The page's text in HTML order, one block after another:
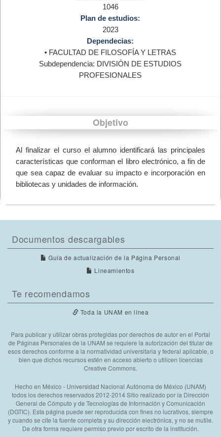
1046
Plan de estudios:
2023
Dependecias:
• FACULTAD DE FILOSOFÍA Y LETRAS
Subdependencia: DIVISIÓN DE ESTUDIOS
PROFESIONALES
Objetivo
Al finalizar el curso el alumno identificará las principales
características que conforman el libro electrónico, a fin de
que sea capaz de evaluar su impacto e incorporación en
bibliotecas y unidades de información.
Documentos descargables
Guía de actualización de la Página Personal
Lineamientos
Te recomendamos
Toda la UNAM en línea
Para publicar y utilizar obras protegidas por derechos de autor en el Portal
de Páginas Personales de la UNAM se requiere la autorización del titular de
esos derechos conforme a la normatividad universitaria y federal aplicable, o
bien que dichos recursos estén en acceso abierto o utilicen licencias
Creative Commons.
Hecho en México - Universidad Nacional Autónoma de México (UNAM)
todos los derechos reservados 2012-2014 Sitio realizado por la Dirección
General de Cómputo y de Tecnologías de Información y Comunicación
(DGTIC). Esta página puede ser reproducida con fines no lucrativos, siempre
y cuando se cite la fuente completa y su dirección electrónica, y no se mutile.
De otra forma requiere permiso previo por escrito de la institución.